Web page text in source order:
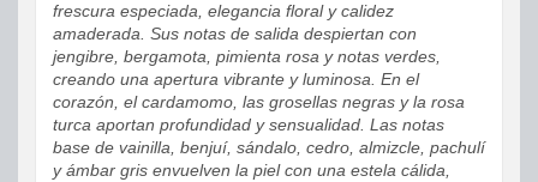
frescura especiada, elegancia floral y calidez
amaderada. Sus notas de salida despiertan con
jengibre, bergamota, pimienta rosa y notas verdes,
creando una apertura vibrante y luminosa. En el
corazón, el cardamomo, las grosellas negras y la rosa
turca aportan profundidad y sensualidad. Las notas
base de vainilla, benjuí, sándalo, cedro, almizcle, pachulí
y ámbar gris envuelven la piel con una estela cálida,